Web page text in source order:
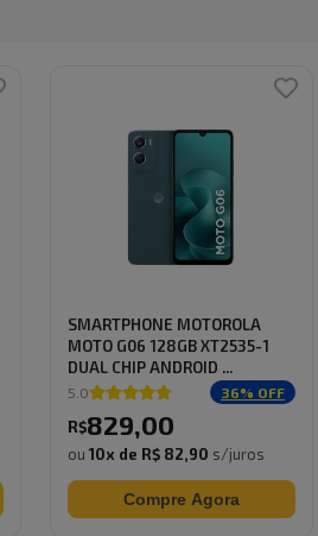
SMARTPHONE MOTOROLA
MOTO G06 128GB XT2535-1
DUAL CHIP ANDROID ...
5.0 36% OFF
R$829,00
ou 10x de R$ 82,90 s/juros
Compre Agora